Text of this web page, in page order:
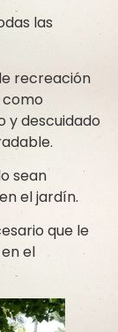
las
recreación
como
y descuidado
sean
el jardín.
que le
el